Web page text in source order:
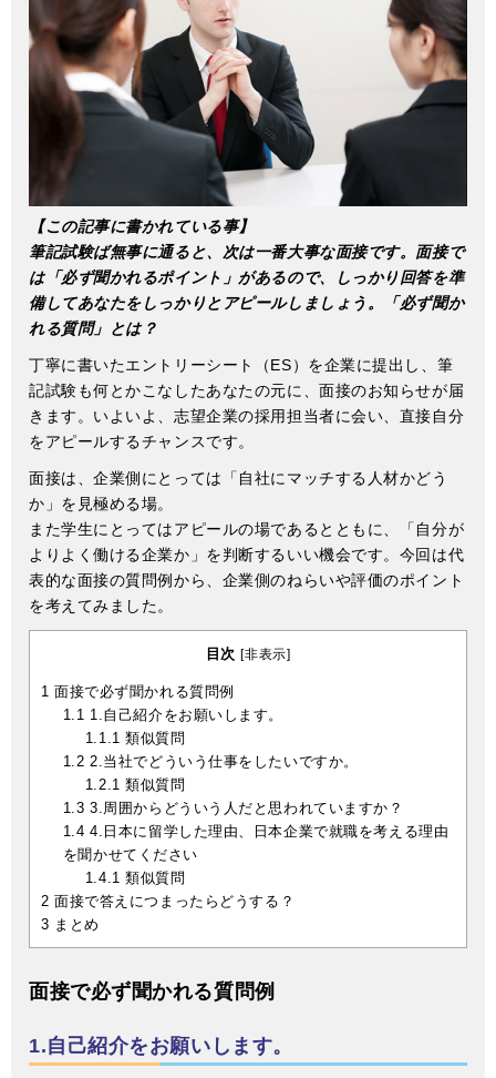
【この記事に書かれている事】
筆記試験ば無事に通ると、次は一番大事な面接です。面接で
は「必ず聞かれるポイント」があるので、しっかり回答を準
備してあなたをしっかりとアピールしましょう。「必ず聞か
れる質問」とは？
丁寧に書いたエントリーシート（ES）を企業に提出し、筆
記試験も何とかこなしたあなたの元に、面接のお知らせが届
きます。いよいよ、志望企業の採用担当者に会い、直接自分
をアピールするチャンスです。
面接は、企業側にとっては「自社にマッチする人材かどう
か」を見極める場。
また学生にとってはアピールの場であるとともに、「自分が
よりよく働ける企業か」を判断するいい機会です。今回は代
表的な面接の質問例から、企業側のねらいや評価のポイント
を考えてみました。
目次 [非表示]
1 面接で必ず聞かれる質問例
1.1 1.自己紹介をお願いします。
1.1.1 類似質問
1.2 2.当社でどういう仕事をしたいですか。
1.2.1 類似質問
1.3 3.周囲からどういう人だと思われていますか？
1.4 4.日本に留学した理由、日本企業で就職を考える理由
を聞かせてください
1.4.1 類似質問
2 面接で答えにつまったらどうする？
3 まとめ
面接で必ず聞かれる質問例
1.自己紹介をお願いします。